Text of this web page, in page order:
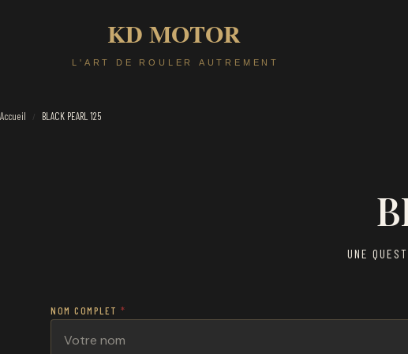
Accueil / BLACK PEARL 125
UNE
NOM COMPLET *